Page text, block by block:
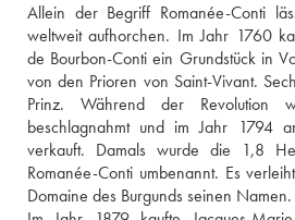
Allein der Begriff Romanée-Conti
weltweit aufhorchen. Im Jahr 1760
de Bourbon-Conti ein Grundstück in
von den Prioren von Saint-Vivant.
Prinz. Während der Revolution
beschlagnahmt und im Jahr 1794
verkauft. Damals wurde die 1,8
Romanée-Conti umbenannt. Es
Domaine des Burgunds seinen Namen.